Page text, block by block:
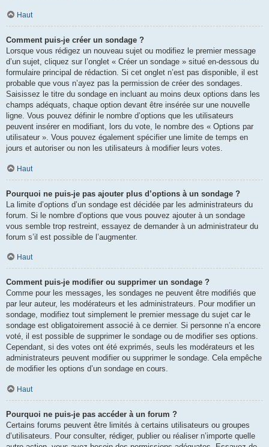
Haut
Comment puis-je créer un sondage ?
Lorsque vous rédigez un nouveau sujet ou modifiez le premier message
d’un sujet, cliquez sur l’onglet « Créer un sondage » situé en-dessous du
formulaire principal de rédaction. Si cet onglet n’est pas disponible, il est
probable que vous n’ayez pas la permission de créer des sondages.
Saisissez le titre du sondage en incluant au moins deux options dans les
champs adéquats, chaque option devant être insérée sur une nouvelle
ligne. Vous pouvez définir le nombre d’options que les utilisateurs
peuvent insérer en modifiant, lors du vote, le nombre des « Options par
utilisateur ». Vous pouvez également spécifier une limite de temps en
jours et autoriser ou non les utilisateurs à modifier leurs votes.
Haut
Pourquoi ne puis-je pas ajouter plus d’options à un sondage ?
La limite d’options d’un sondage est décidée par les administrateurs du
forum. Si le nombre d’options que vous pouvez ajouter à un sondage
vous semble trop restreint, essayez de demander à un administrateur du
forum s’il est possible de l’augmenter.
Haut
Comment puis-je modifier ou supprimer un sondage ?
Comme pour les messages, les sondages ne peuvent être modifiés que
par leur auteur, les modérateurs et les administrateurs. Pour modifier un
sondage, modifiez tout simplement le premier message du sujet car le
sondage est obligatoirement associé à ce dernier. Si personne n’a encore
voté, il est possible de supprimer le sondage ou de modifier ses options.
Cependant, si des votes ont été exprimés, seuls les modérateurs et les
administrateurs peuvent modifier ou supprimer le sondage. Cela empêche
de modifier les options d’un sondage en cours.
Haut
Pourquoi ne puis-je pas accéder à un forum ?
Certains forums peuvent être limités à certains utilisateurs ou groupes
d’utilisateurs. Pour consulter, rédiger, publier ou réaliser n’importe quelle